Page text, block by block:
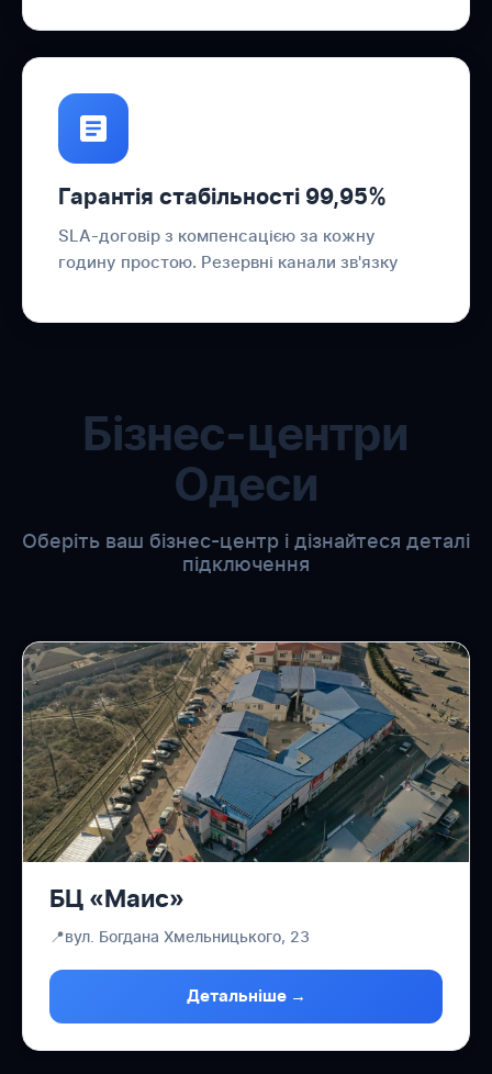
Гарантія стабільності 99,95%
SLA-договір з компенсацією за кожну
годину простою. Резервні канали зв'язку
Бізнес-центри
Одеси
Оберіть ваш бізнес-центр і дізнайтеся деталі
підключення
БЦ «Маис»
📍вул. Богдана Хмельницького, 23
Детальніше →